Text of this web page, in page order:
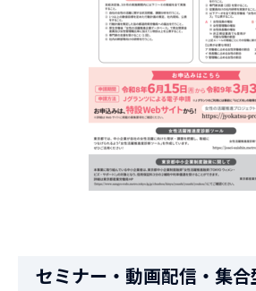
セミナー・動画配信・集